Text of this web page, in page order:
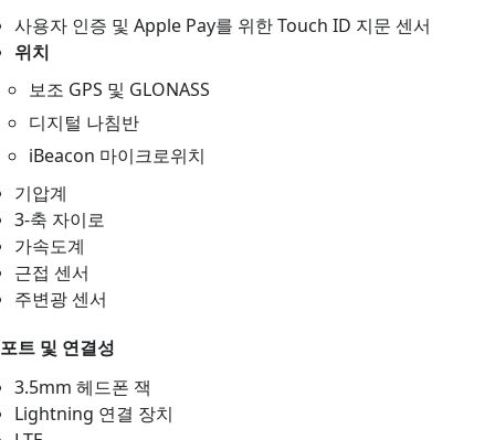
사용자 인증 및 Apple Pay를 위한 Touch ID 지문 센서
위치
보조 GPS 및 GLONASS
디지털 나침반
iBeacon 마이크로위치
기압계
3-축 자이로
가속도계
근접 센서
주변광 센서
포트 및 연결성
3.5mm 헤드폰 잭
Lightning 연결 장치